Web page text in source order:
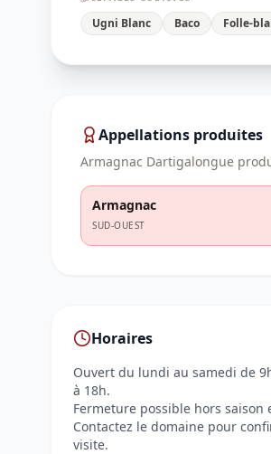
Ugni Blanc Baco Folle-
Appellations produites
Armagnac Dartigalongue
Armagnac
SUD-OUEST
Horaires
Ouvert du lundi au samedi de
à 18h.
Fermeture possible hors saison
Contactez le domaine pour
visite.